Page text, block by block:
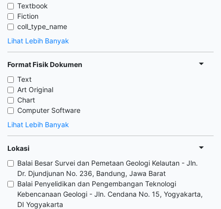
Textbook
Fiction
coll_type_name
Lihat Lebih Banyak
Format Fisik Dokumen
Text
Art Original
Chart
Computer Software
Lihat Lebih Banyak
Lokasi
Balai Besar Survei dan Pemetaan Geologi Kelautan - Jln.
Dr. Djundjunan No. 236, Bandung, Jawa Barat
Balai Penyelidikan dan Pengembangan Teknologi
Kebencanaan Geologi - Jln. Cendana No. 15, Yogyakarta,
DI Yogyakarta